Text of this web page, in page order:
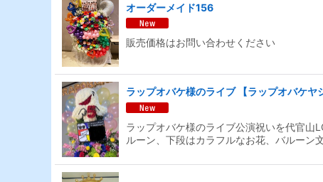
オーダーメイド156
販売価格はお問い合わせください
ラップオバケ様のライブ 【ラップオバケヤ
ラップオバケ様のライブ公演祝いを代官山
ルーン、下段はカラフルなお花、バルーン